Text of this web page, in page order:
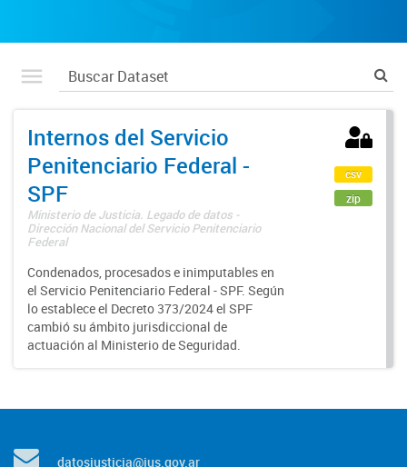
Internos del Servicio
Penitenciario Federal -
SPF
Ministerio de Justicia. Legado de datos -
Dirección Nacional del Servicio Penitenciario
Federal
Condenados, procesados e inimputables en
el Servicio Penitenciario Federal - SPF. Según
lo establece el Decreto 373/2024 el SPF
cambió su ámbito jurisdiccional de
actuación al Ministerio de Seguridad.
csv
zip
datosjusticia@jus.gov.ar